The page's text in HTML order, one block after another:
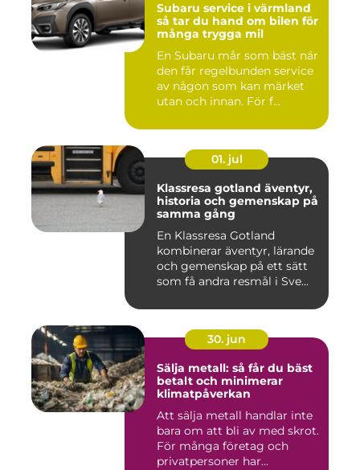
Subaru service i värmland
så tar du hand om bilen för
många trygga mil
En Subaru mår som bäst när
den får regelbunden service
av någon som kan märket
utan och innan. För f...
01. jul
Klassresa gotland äventyr,
historia och gemenskap på
samma gång
En Klassresa Gotland
kombinerar äventyr, lärande
och gemenskap på ett sätt
som få andra resmål i Sve...
30. jun
Sälja metall: så får du bäst
betalt och minimerar
klimatpåverkan
Att sälja metall handlar inte
bara om att bli av med skrot.
För många företag och
privatpersoner har...